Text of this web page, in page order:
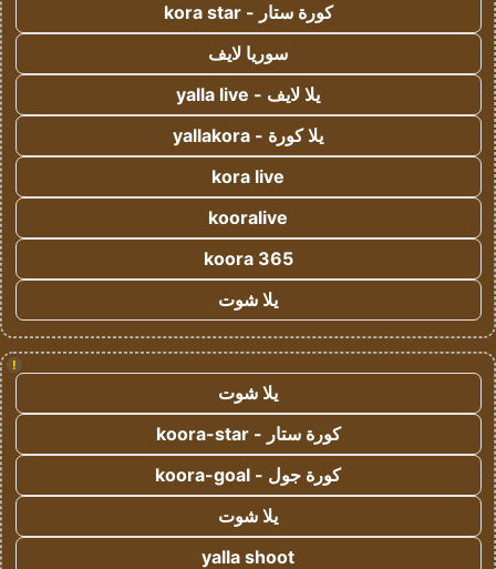
كورة ستار - kora star
سوريا لايف
يلا لايف - yalla live
يلا كورة - yallakora
kora live
kooralive
koora 365
يلا شوت
!
يلا شوت
كورة ستار - koora-star
كورة جول - koora-goal
يلا شوت
yalla shoot